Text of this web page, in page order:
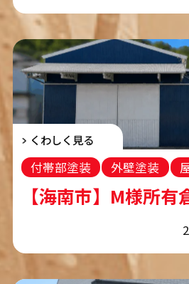
くわしく見る
【海南市】M様所
付帯部塗装 外壁塗装
コーキング工事